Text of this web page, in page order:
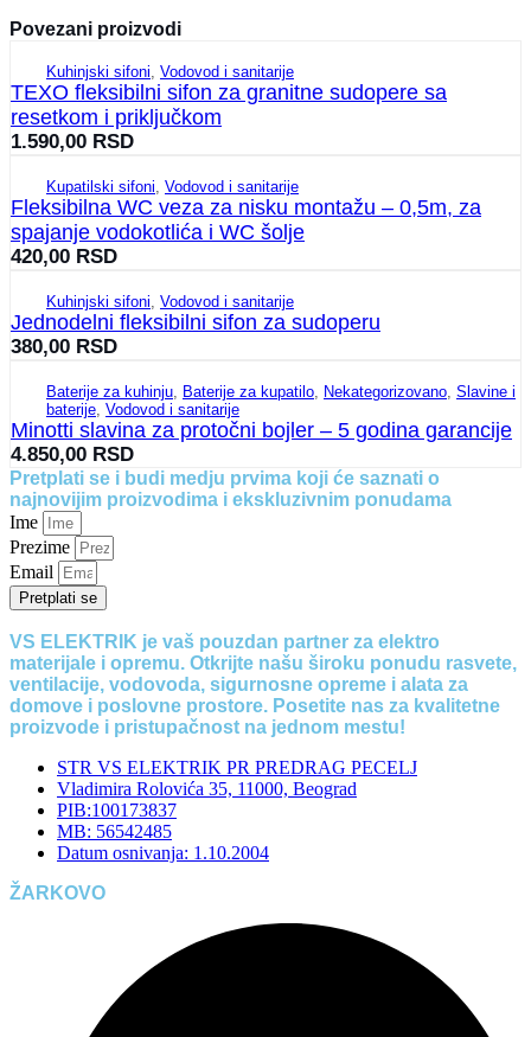
Povezani proizvodi
Kuhinjski sifoni Vodovod i sanitarije
TEXO fleksibilni sifon za granitne sudopere sa
resetkom i priključkom
1.590,00 RSD
Kupatilski sifoni Vodovod i sanitarije
Fleksibilna WC veza za nisku montažu – 0,5m, za
spajanje vodokotlića i WC šolje
420,00 RSD
Kuhinjski sifoni Vodovod i sanitarije
Jednodelni fleksibilni sifon za sudoperu
380,00 RSD
Baterije za kuhinju Baterije za kupatilo Nekategorizovano Slavine i
baterije Vodovod i sanitarije
Minotti slavina za protočni bojler – 5 godina garancije
4.850,00 RSD
Pretplati se i budi medju prvima koji će saznati o
najnovijim proizvodima i ekskluzivnim ponudama
Ime
Prezime
Email
Pretplati se
VS ELEKTRIK je vaš pouzdan partner za elektro
materijale i opremu. Otkrijte našu široku ponudu rasvete,
ventilacije, vodovoda, sigurnosne opreme i alata za
domove i poslovne prostore. Posetite nas za kvalitetne
proizvode i pristupačnost na jednom mestu!
STR VS ELEKTRIK PR PREDRAG PECELJ
Vladimira Rolovića 35, 11000, Beograd
PIB:100173837
MB: 56542485
Datum osnivanja: 1.10.2004
ŽARKOVO